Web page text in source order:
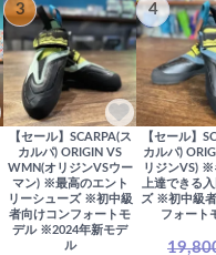
3
【セール】SCARPA(ス
カルパ) ORIGIN VS
WMN(オリジンVSウー
マン) ※最高のエント
リーシューズ ※初中級
者向けコンフォートモ
デル ※2024年新モデ
ル
4
【セール】
カルパ)
リジンVS) ※
上達できる
ズ ※初中級
フォート